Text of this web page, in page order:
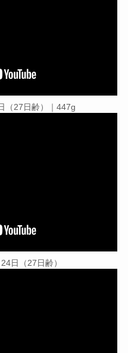
（27日齢）｜447g
日（27日齢）